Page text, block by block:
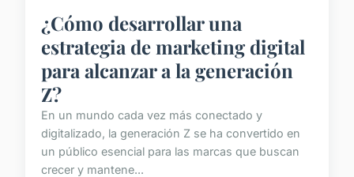
¿Cómo desarrollar una
estrategia de marketing digital
para alcanzar a la generación
Z?
En un mundo cada vez más conectado y
digitalizado, la generación Z se ha convertido en
un público esencial para las marcas que buscan
crecer y mantene...